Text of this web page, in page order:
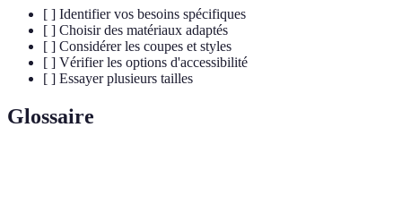
[ ] Identifier vos besoins spécifiques
[ ] Choisir des matériaux adaptés
[ ] Considérer les coupes et styles
[ ] Vérifier les options d'accessibilité
[ ] Essayer plusieurs tailles
Glossaire